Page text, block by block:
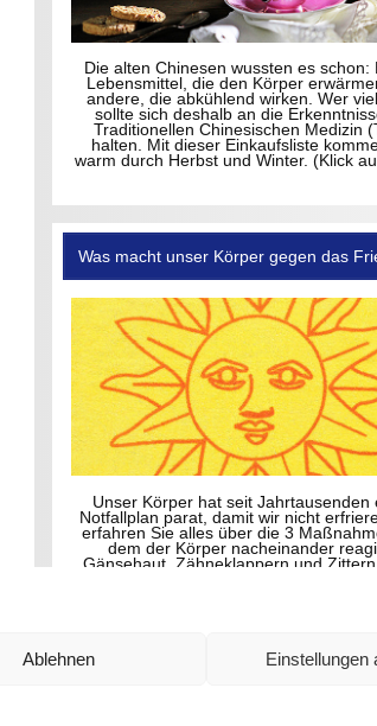
Ablehnen Einstellungen
Die alten Chinesen wussten es schon:
Lebensmittel, die den Körper
andere, die abkühlend wirken. Wer
sollte sich deshalb an die
Traditionellen Chinesischen Medizin
halten. Mit dieser Einkaufsliste
warm durch Herbst und Winter. (Klick
Was macht unser Körper gegen das
Unser Körper hat seit Jahrtausenden
Notfallplan parat, damit wir nicht
erfahren Sie alles über die 3
dem der Körper nacheinander
Gänsehaut, Zähneklappern und